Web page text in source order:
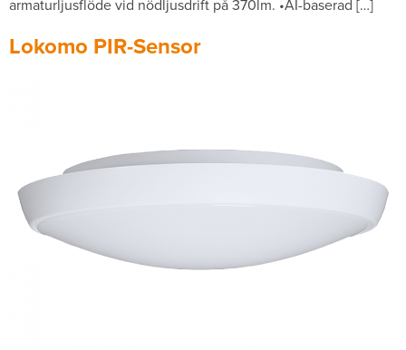
armaturljusflöde vid nödljusdrift på 370lm. •AI-baserad […]
Lokomo PIR-Sensor